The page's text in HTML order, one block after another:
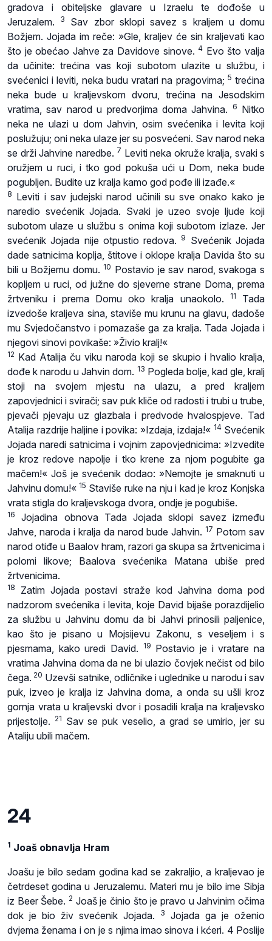
gradova i obiteljske glavare u Izraelu te dođoše u
Jeruzalem.
3
Sav zbor sklopi savez s kraljem u domu
Božjem. Jojada im reče: »Gle, kraljev će sin kraljevati kao
što je obećao Jahve za Davidove sinove.4 Evo što valja
da učinite: trećina vas koji subotom ulazite u službu, i
svećenici i leviti, neka budu vratari na pragovima; 5 trećina
neka bude u kraljevskom dvoru, trećina na Jesodskim
vratima, sav narod u predvorjima doma Jahvina. 6 Nitko
neka ne ulazi u dom Jahvin, osim svećenika i levita koji
poslužuju; oni neka ulaze jer su posvećeni. Sav narod neka
se drži Jahvine naredbe. 7 Leviti neka okruže kralja, svaki s
oružjem u ruci, i tko god pokuša ući u Dom, neka bude
pogubljen. Budite uz kralja kamo god pođe ili izađe.«
8 Leviti i sav judejski narod učinili su sve onako kako je
naredio svećenik Jojada. Svaki je uzeo svoje ljude koji
subotom ulaze u službu s onima koji subotom izlaze. Jer
svećenik Jojada nije otpustio redova. 9
Svećenik Jojada
dade satnicima koplja, štitove i oklope kralja Davida što su
bili u Božjemu domu. 10 Postavio je sav narod, svakoga s
kopljem u ruci, od južne do sjeverne strane Doma, prema
žrtveniku i prema Domu oko kralja unaokolo.
11
Tada
izvedoše kraljeva sina, staviše mu krunu na glavu, dadoše
mu Svjedočanstvo i pomazaše ga za kralja. Tada Jojada i
njegovi sinovi povikaše: »Živio kralj!«
12 Kad Atalija ču viku naroda koji se skupio i hvalio kralja,
dođe k narodu u Jahvin dom. 13 Pogleda bolje, kad gle, kralj
stoji na svojem mjestu na ulazu, a pred kraljem
zapovjednici i svirači; sav puk kliče od radosti i trubi u trube,
pjevači pjevaju uz glazbala i predvode hvalospjeve. Tad
Atalija razdrije haljine i povika: »Izdaja, izdaja!« 14Svećenik
Jojada naredi satnicima i vojnim zapovjednicima: »Izvedite
je kroz redove napolje i tko krene za njom pogubite ga
mačem!« Još je svećenik dodao: »Nemojte je smaknuti u
Jahvinu domu!« 15 Staviše ruke na nju i kad je kroz Konjska
vrata stigla do kraljevskoga dvora, ondje je pogubiše.
16
Jojadina obnova Tada Jojada sklopi savez između
Jahve, naroda i kralja da narod bude Jahvin. 17 Potom sav
narod otiđe u Baalov hram, razori ga skupa sa žrtvenicima i
polomi likove; Baalova svećenika Matana ubiše pred
žrtvenicima.
18
Zatim Jojada postavi straže kod Jahvina doma pod
nadzorom svećenika i levita, koje David bijaše porazdijelio
za službu u Jahvinu domu da bi Jahvi prinosili paljenice,
kao što je pisano u Mojsijevu Zakonu, s veseljem i s
pjesmama, kako uredi David.
19 Postavio je i vratare na
vratima Jahvina doma da ne bi ulazio čovjek nečist od bilo
čega. 20 Uzevši satnike, odličnike i uglednike u narodu i sav
puk, izveo je kralja iz Jahvina doma, a onda su ušli kroz
gornja vrata u kraljevski dvor i posadili kralja na kraljevsko
prijestolje. 21 Sav se puk veselio, a grad se umirio, jer su
Ataliju ubili mačem.
24
1 Joaš obnavlja Hram
Joašu je bilo sedam godina kad se zakraljio, a kraljevao je
četrdeset godina u Jeruzalemu. Materi mu je bilo ime Sibja
iz Beer Šebe. 2 Joaš je činio što je pravo u Jahvinim očima
dok je bio živ svećenik Jojada.
3
Jojada ga je oženio
dvjema ženama i on je s njima imao sinova i kćeri. 4 Poslije